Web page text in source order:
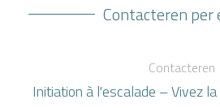
Contacteren per
Contacteren
Initiation à l'escalade – Vivez